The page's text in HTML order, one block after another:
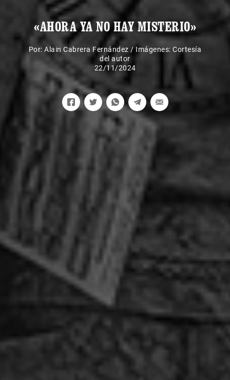
«AHORA YA NO HAY MISTERIO»
Por:Alain Cabrera Fernández /Imágenes: Cortesía
del autor
22/11/2024